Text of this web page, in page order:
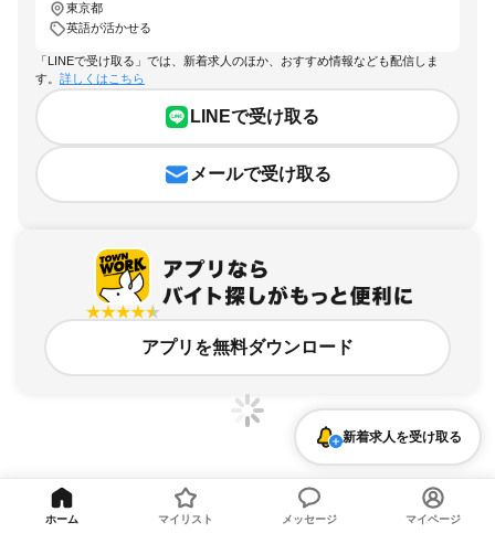
東京都
英語が活かせる
「LINEで受け取る」では、新着求人のほか、おすすめ情報なども配信しま
す。 詳しくはこちら
LINEで受け取る
メールで受け取る
アプリを無料ダウンロード
東京都、英語が活かせるのアルバイト・バイト求人情報
新着求人を受け取る
ホーム マイリスト メッセージ マイページ